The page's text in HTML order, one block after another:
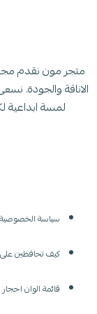
سياسة الخصوصية
كيف تحافظين
قائمة الوان
متجر مون نقدم
الاناقة
لمسة ابداعية